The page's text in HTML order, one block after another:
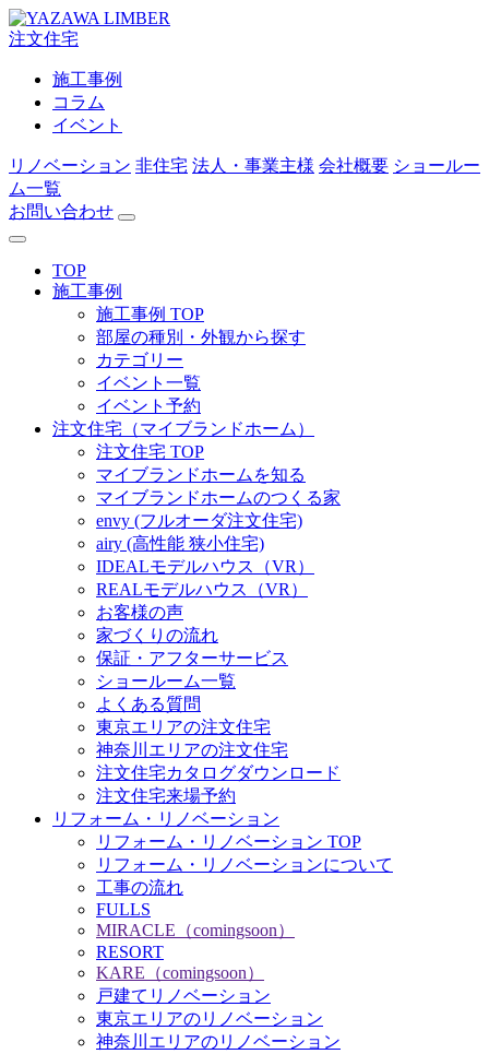
注文住宅
施工事例
コラム
イベント
リノベーション 非住宅 法人・事業主様 会社概要 ショールー
ム一覧
お問い合わせ
TOP
施工事例
施工事例 TOP
部屋の種別・外観から探す
カテゴリー
イベント一覧
イベント予約
注文住宅（マイブランドホーム）
注文住宅 TOP
マイブランドホームを知る
マイブランドホームのつくる家
envy (フルオーダ注文住宅)
airy (高性能 狭小住宅)
IDEALモデルハウス（VR）
REALモデルハウス（VR）
お客様の声
家づくりの流れ
保証・アフターサービス
ショールーム一覧
よくある質問
東京エリアの注文住宅
神奈川エリアの注文住宅
注文住宅カタログダウンロード
注文住宅来場予約
リフォーム・リノベーション
リフォーム・リノベーション TOP
リフォーム・リノベーションについて
工事の流れ
FULLS
MIRACLE（comingsoon）
RESORT
KARE（comingsoon）
戸建てリノベーション
東京エリアのリノベーション
神奈川エリアのリノベーション